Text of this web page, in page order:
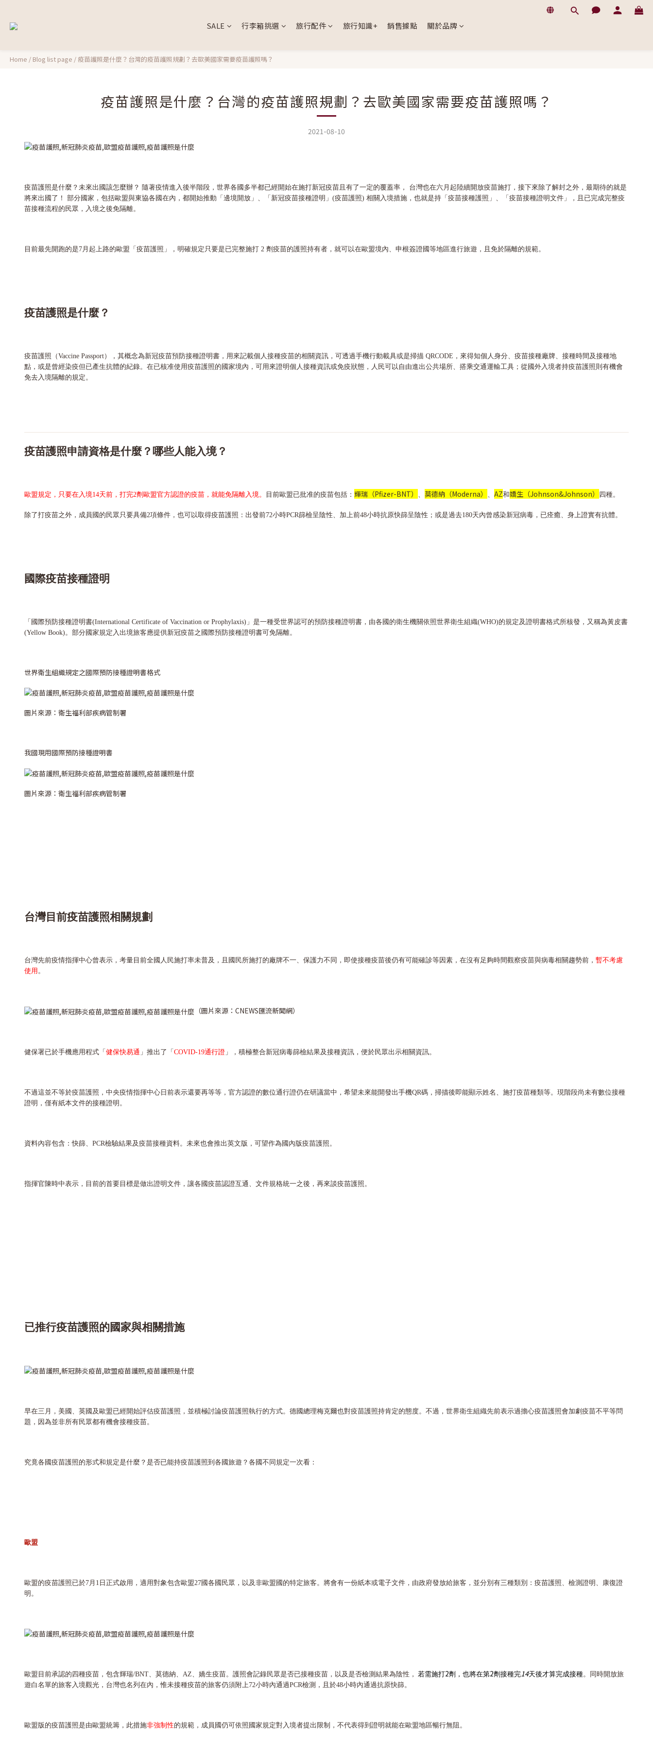
SALE 行李箱挑選 旅行配件 旅行知識+ 銷售據點 關於品牌
Home / Blog list page /疫苗護照是什麼？台灣的疫苗護照規劃？去歐美國家需要疫苗護照嗎？
疫苗護照是什麼？台灣的疫苗護照規劃？去歐美國家需要疫苗護照嗎？
2021-08-10
疫苗護照是什麼？未來出國該怎麼辦？ 隨著疫情進入後半階段，世界各國多半都已經開始在施打新冠疫苗且有了一定的覆蓋率， 台灣也在六月起陸續開放疫苗施打，接下來除了解封之外，最期待的就是
將來出國了！ 部分國家，包括歐盟與東協各國在內，都開始推動「邊境開放」、「新冠疫苗接種證明」(疫苗護照) 相關入境措施，也就是持「疫苗接種護照」、「疫苗接種證明文件」，且已完成完整疫
苗接種流程的民眾，入境之後免隔離。
目前最先開跑的是7月起上路的歐盟「疫苗護照」，明確規定只要是已完整施打 2 劑疫苗的護照持有者，就可以在歐盟境內、申根簽證國等地區進行旅遊，且免於隔離的規範。
疫苗護照是什麼？
疫苗護照（Vaccine Passport），其概念為新冠疫苗預防接種證明書，用來記載個人接種疫苗的相關資訊，可透過手機行動載具或是掃描 QRCODE，來得知個人身分、疫苗接種廠牌、接種時間及接種地
點，或是曾經染疫但已產生抗體的紀錄。在已核准使用疫苗護照的國家境內，可用來證明個人接種資訊或免疫狀態，人民可以自由進出公共場所、搭乘交通運輸工具；從國外入境者持疫苗護照則有機會
免去入境隔離的規定。
疫苗護照申請資格是什麼？哪些人能入境？
歐盟規定，只要在入境14天前，打完2劑歐盟官方認證的疫苗，就能免隔離入境。 目前歐盟已批准的疫苗包括： 輝瑞（Pfizer-BNT） 莫德納（Moderna） AZ和嬌生（Johnson&Johnson） 四種。
除了打疫苗之外，成員國的民眾只要具備2項條件，也可以取得疫苗護照：出發前72小時PCR篩檢呈陰性、加上前48小時抗原快篩呈陰性；或是過去180天內曾感染新冠病毒，已痊癒、身上證實有抗體。
國際疫苗接種證明
「國際預防接種證明書(International Certificate of Vaccination or Prophylaxis)」是一種受世界認可的預防接種證明書，由各國的衛生機關依照世界衛生組織(WHO)的規定及證明書格式所核發，又稱為黃皮書
(Yellow Book)。部分國家規定入出境旅客應提供新冠疫苗之國際預防接種證明書可免隔離。
世界衛生組織規定之國際預防接種證明書格式
圖片來源：衛生福利部疾病管制署
我國現用國際預防接種證明書
圖片來源：衛生福利部疾病管制署
台灣目前疫苗護照相關規劃
台灣先前疫情指揮中心曾表示，考量目前全國人民施打率未普及，且國民所施打的廠牌不一、保護力不同，即使接種疫苗後仍有可能確診等因素，在沒有足夠時間觀察疫苗與病毒相關趨勢前， 暫不考慮
使用 。
（圖片來源： CNEWS匯流新聞網）
健保署已於手機應用程式「 健保快易通 」推出了「 COVID-19通行證 」，積極整合新冠病毒篩檢結果及接種資訊，便於民眾出示相關資訊。
不過這並不等於疫苗護照，中央疫情指揮中心日前表示還要再等等，官方認證的數位通行證仍在研議當中，希望未來能開發出手機QR碼，掃描後即能顯示姓名、施打疫苗種類等。現階段尚未有數位接種
證明，僅有紙本文件的接種證明。
資料內容包含：快篩、PCR檢驗結果及疫苗接種資料。未來也會推出英文版，可望作為國內版疫苗護照。
指揮官陳時中表示，目前的首要目標是做出證明文件，讓各國疫苗認證互通、文件規格統一之後，再來談疫苗護照。
已推行疫苗護照的國家與相關措施
早在三月，美國、英國及歐盟已經開始評估疫苗護照，並積極討論疫苗護照執行的方式。德國總理梅克爾也對疫苗護照持肯定的態度。不過，世界衛生組織先前表示過擔心疫苗護照會加劇疫苗不平等問
題，因為並非所有民眾都有機會接種疫苗。
究竟各國疫苗護照的形式和規定是什麼？是否已能持疫苗護照到各國旅遊？各國不同規定一次看：
歐盟
歐盟的疫苗護照已於7月1日正式啟用，適用對象包含歐盟27國各國民眾，以及非歐盟國的特定旅客。將會有一份紙本或電子文件，由政府發放給旅客，並分別有三種類別：疫苗護照、檢測證明、康復證
明。
歐盟目前承認的四種疫苗，包含輝瑞/BNT、莫德納、AZ、嬌生疫苗。護照會記錄民眾是否已接種疫苗，以及是否檢測結果為陰性， 若需施打2劑，也將在第2劑接種完14天後才算完成接種。同時開放旅
遊白名單的旅客入境觀光，台灣也名列在內，惟未接種疫苗的旅客仍須附上72小時內通過PCR檢測，且於48小時內通過抗原快篩。
歐盟版的疫苗護照是由歐盟統籌，此措施非強制性的規範，成員國仍可依照國家規定對入境者提出限制，不代表得到證明就能在歐盟地區暢行無阻。